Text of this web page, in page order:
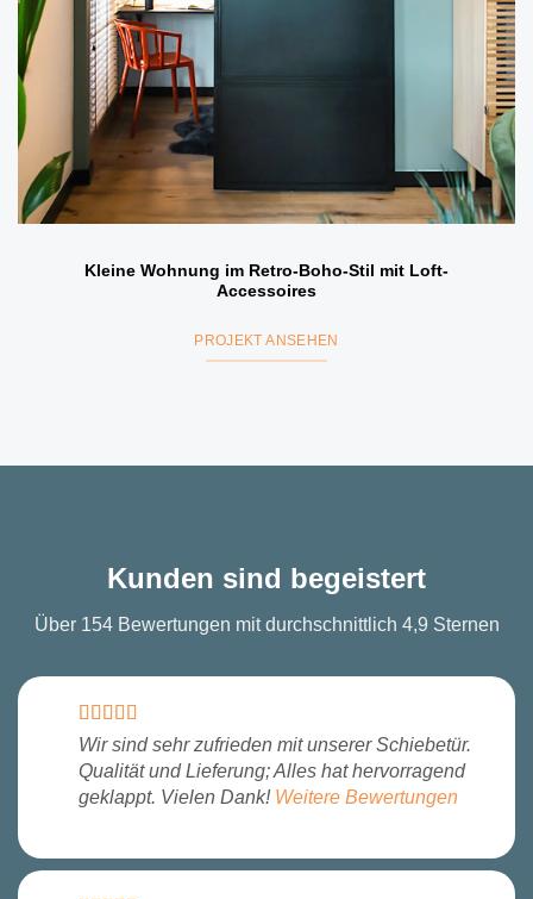
Kleine Wohnung im Retro-Boho-Stil mit Loft-
Accessoires
PROJEKT ANSEHEN
Kunden sind begeistert
Über 154 Bewertungen mit durchschnittlich 4,9 Sternen
Wir sind sehr zufrieden mit unserer Schiebetür.
Qualität und Lieferung; Alles hat hervorragend
geklappt. Vielen Dank! Weitere Bewertungen